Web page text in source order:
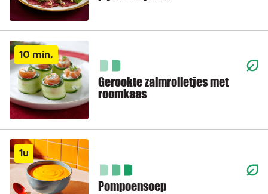
10 min.
Gerookte zalmrolletjes met
roomkaas
1u
Pompoensoep